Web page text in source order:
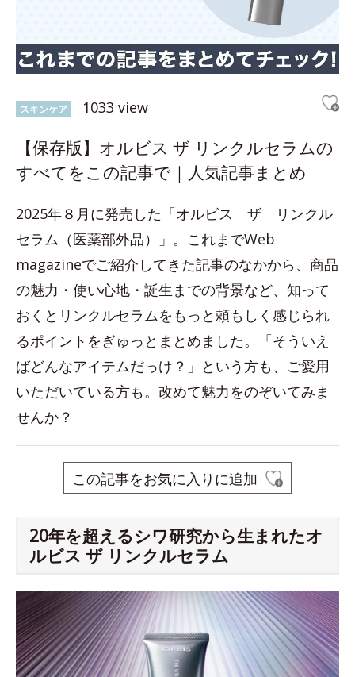
スキンケア 1033 view
【保存版】オルビス ザ リンクルセラムの
すべてをこの記事で｜人気記事まとめ
2025年８月に発売した「オルビス ザ リンクル
セラム（医薬部外品）」。これまでWeb
magazineでご紹介してきた記事のなかから、商品
の魅力・使い心地・誕生までの背景など、知って
おくとリンクルセラムをもっと頼もしく感じられ
るポイントをぎゅっとまとめました。「そういえ
ばどんなアイテムだっけ？」という方も、ご愛用
いただいている方も。改めて魅力をのぞいてみま
せんか？
この記事をお気に入りに追加
20年を超えるシワ研究から生まれたオ
ルビス ザ リンクルセラム